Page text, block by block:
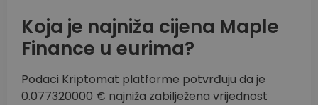
Koja je najniža cijena Maple
Finance u eurima?
Podaci Kriptomat platforme potvrđuju da je
0.077320000 € najniža zabilježena vrijednost